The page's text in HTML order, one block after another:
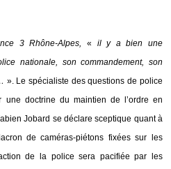
3 Rhône-Alpes, « il y a bien une
nationale, son commandement, son
». Le spécialiste des questions de police
doctrine du maintien de l’ordre en
Jobard se déclare sceptique quant à
de caméras-piétons fixées sur les
de la police sera pacifiée par les